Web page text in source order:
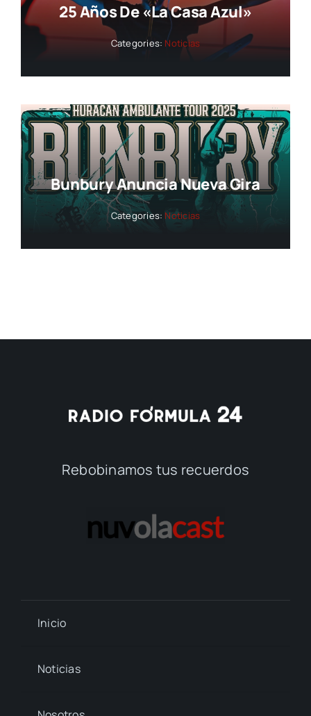
25 Años De «La Casa Azul»
Categories: Noticias
Bunbury Anuncia Nueva Gira
Categories: Noticias
Rebobinamos tus recuerdos
Inicio
Noticias